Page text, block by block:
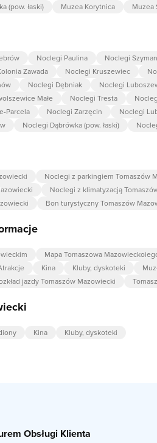
(pow. łaski) Muzea Korytnica Muzea
Noclegi Paulina Noclegi
Zawada Noclegi Kruszewiec
Noclegi Dębniak Noclegi
Małe Noclegi Tresta
Parcela Noclegi Zarzęcin Noclegi
Noclegi Dąbrówka (pow. łaski)
Noclegi z parkingiem Tomaszów
Noclegi z klimatyzacją
Bon turystyczny Tomaszów
Mapa Tomaszowa
Kina Kluby, dyskoteki
jazdy Tomaszów Mazowiecki
Kina Kluby, dyskoteki
Obsługi Klienta